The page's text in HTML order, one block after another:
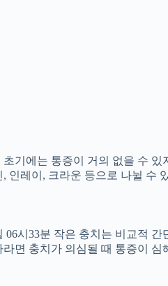
기에는 통증이 거의 없을 수
레이, 크라운 등으로 나뉠 수
시33분 작은 충치는 비교적
면 충치가 의심될 때 통증이